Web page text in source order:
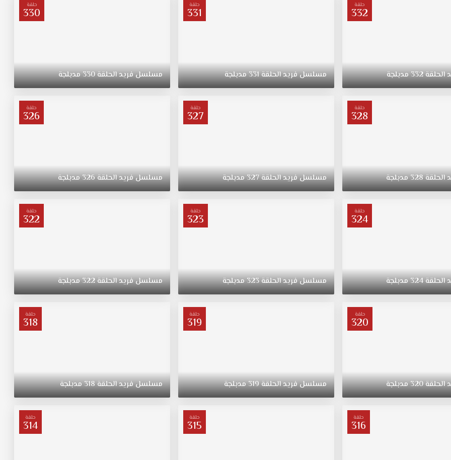
حلقة
332
الحلقة332مدبلجة
حلقة
331
مسلسلفريدالحلقة331مدبلجة
حلقة
330
مسلسلفريدالحلقة330مدبلجة
حلقة
328
الحلقة328مدبلجة
حلقة
327
مسلسلفريدالحلقة327مدبلجة
حلقة
326
مسلسلفريدالحلقة326مدبلجة
حلقة
324
الحلقة324مدبلجة
حلقة
323
مسلسلفريدالحلقة323مدبلجة
حلقة
322
مسلسلفريدالحلقة322مدبلجة
حلقة
320
الحلقة320مدبلجة
حلقة
319
مسلسلفريدالحلقة319مدبلجة
حلقة
318
مسلسلفريدالحلقة318مدبلجة
حلقة
316
حلقة
315
حلقة
314